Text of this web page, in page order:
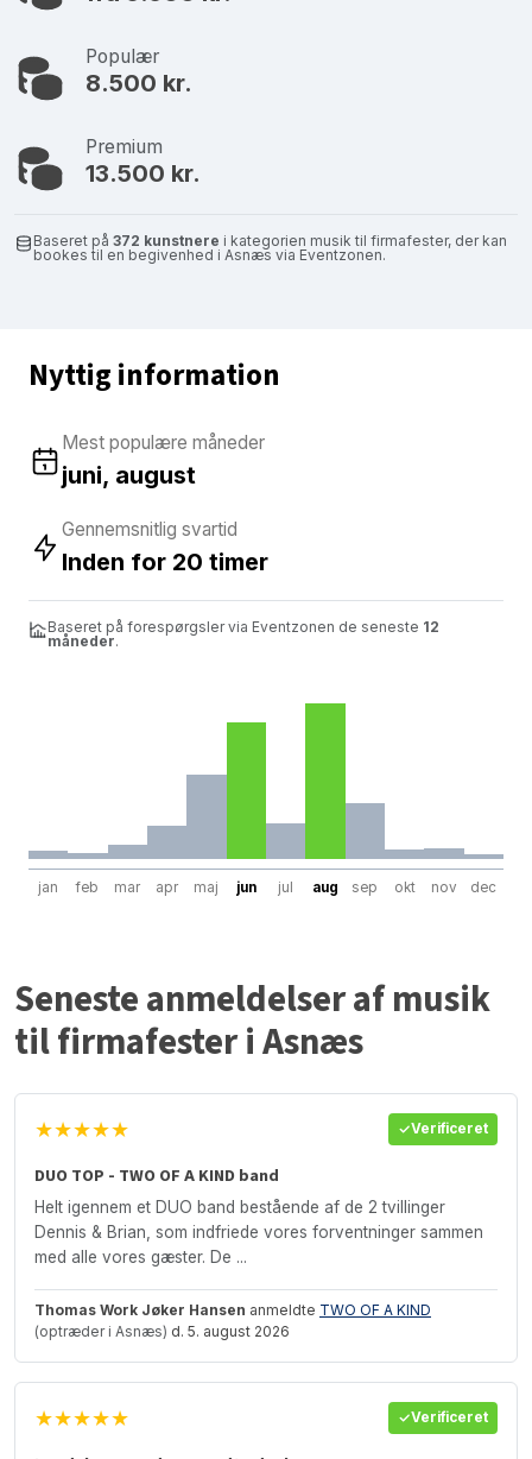
Populær
8.500 kr.
Premium
13.500 kr.
Baseret på 372 kunstnere i kategorien musik til firmafester, der kan
bookes til en begivenhed i Asnæs via Eventzonen.
Nyttig information
Mest populære måneder
juni, august
Gennemsnitlig svartid
Inden for 20 timer
Baseret på forespørgsler via Eventzonen de seneste 12
måneder.
jan feb mar apr maj jun jul aug sep okt nov dec
Seneste anmeldelser af musik
til firmafester i Asnæs
★★★★★ Verificeret
DUO TOP - TWO OF A KIND band
Helt igennem et DUO band bestående af de 2 tvillinger
Dennis & Brian, som indfriede vores forventninger sammen
med alle vores gæster. De ...
Thomas Work Jøker Hansen anmeldte TWO OF A KIND
(optræder i Asnæs) d. 5. august 2026
★★★★★ Verificeret